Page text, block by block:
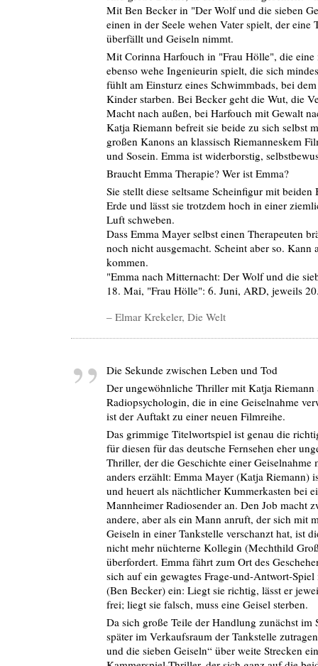
Mit Ben Becker in "Der Wolf und die sieben
einen in der Seele wehen Vater spielt, der eine
überfällt und Geiseln nimmt.
Mit Corinna Harfouch in "Frau Hölle", die eine
ebenso wehe Ingenieurin spielt, die sich
fühlt am Einsturz eines Schwimmbads, bei
Kinder starben. Bei Becker geht die Wut, die
Macht nach außen, bei Harfouch mit Gewalt
Katja Riemann befreit sie beide zu sich selbst
großen Kanons an klassisch Riemanneskem
und Sosein. Emma ist widerborstig,
Braucht Emma Therapie? Wer ist Emma?
Sie stellt diese seltsame Scheinfigur mit beiden
Erde und lässt sie trotzdem hoch in einer
Luft schweben.
Dass Emma Mayer selbst einen Therapeuten
noch nicht ausgemacht. Scheint aber so. Kann
kommen.
"Emma nach Mitternacht: Der Wolf und die
18. Mai, "Frau Hölle": 6. Juni, ARD, jeweils
– Elmar Krekeler, Die Welt
Die Sekunde zwischen Leben und Tod
Der ungewöhnliche Thriller mit Katja Riemann
Radiopsychologin, die in eine Geiselnahme
ist der Auftakt zu einer neuen Filmreihe.
Das grimmige Titelwortspiel ist genau die
für diesen für das deutsche Fernsehen eher
Thriller, der die Geschichte einer Geiselnahme
anders erzählt: Emma Mayer (Katja Riemann)
und heuert als nächtlicher Kummerkasten bei
Mannheimer Radiosender an. Den Job macht
andere, aber als ein Mann anruft, der sich mit
Geiseln in einer Tankstelle verschanzt hat, ist
nicht mehr nüchterne Kollegin (Mechthild
überfordert. Emma fährt zum Ort des
sich auf ein gewagtes Frage-und-Antwort-
(Ben Becker) ein: Liegt sie richtig, lässt er
frei; liegt sie falsch, muss eine Geisel sterben.
Da sich große Teile der Handlung zunächst im
später im Verkaufsraum der Tankstelle
und die sieben Geiseln“ über weite Strecken ein